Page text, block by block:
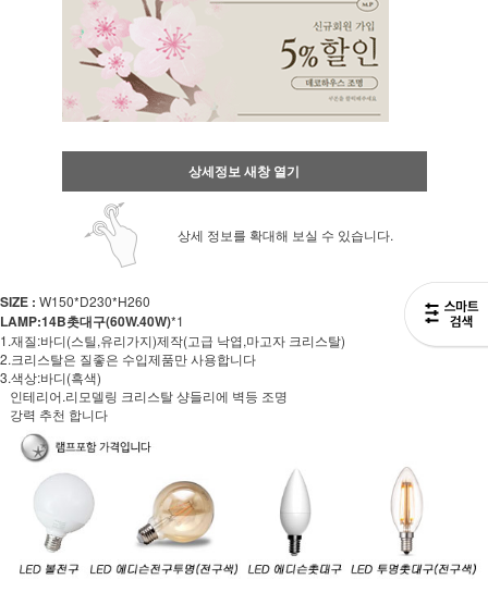
상세정보 새창 열기
상세 정보를 확대해 보실 수 있습니다.
SIZE : W150*D230*H260
LAMP:14B촛대구(60W.40W)*1
1.재질:바디(스틸,유리가지)제작(고급 낙엽,마고자 크리스탈)
2.크리스탈은 질좋은 수입제품만 사용합니다
3.색상:바디(흑색)
인테리어.리모델링 크리스탈 샹들리에 벽등 조명
강력 추천 합니다